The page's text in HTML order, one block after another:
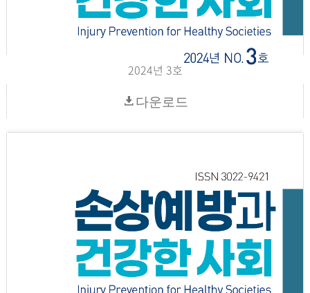
2024년 3호
다운로드